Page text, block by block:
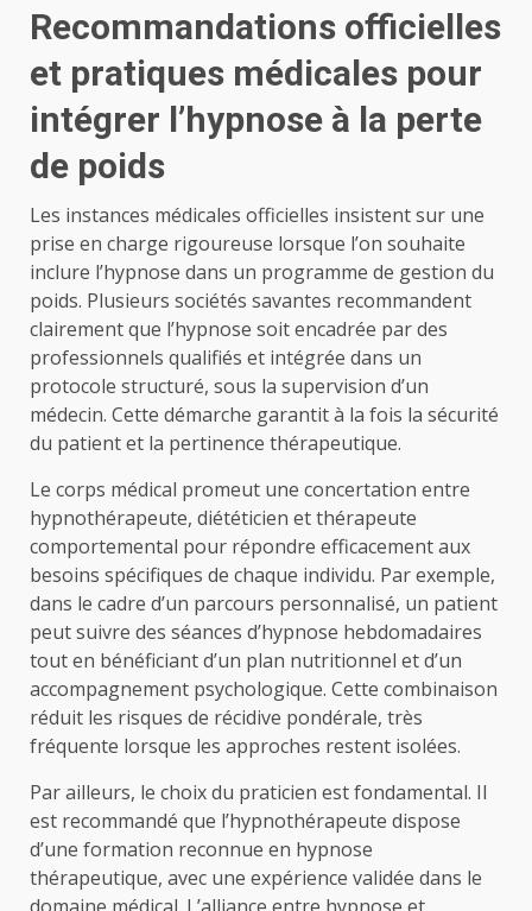
Recommandations officielles
et pratiques médicales pour
intégrer l’hypnose à la perte
de poids
Les instances médicales officielles insistent sur une
prise en charge rigoureuse lorsque l’on souhaite
inclure l’hypnose dans un programme de gestion du
poids. Plusieurs sociétés savantes recommandent
clairement que l’hypnose soit encadrée par des
professionnels qualifiés et intégrée dans un
protocole structuré, sous la supervision d’un
médecin. Cette démarche garantit à la fois la sécurité
du patient et la pertinence thérapeutique.
Le corps médical promeut une concertation entre
hypnothérapeute, diététicien et thérapeute
comportemental pour répondre efficacement aux
besoins spécifiques de chaque individu. Par exemple,
dans le cadre d’un parcours personnalisé, un patient
peut suivre des séances d’hypnose hebdomadaires
tout en bénéficiant d’un plan nutritionnel et d’un
accompagnement psychologique. Cette combinaison
réduit les risques de récidive pondérale, très
fréquente lorsque les approches restent isolées.
Par ailleurs, le choix du praticien est fondamental. Il
est recommandé que l’hypnothérapeute dispose
d’une formation reconnue en hypnose
thérapeutique, avec une expérience validée dans le
domaine médical. L’alliance entre hypnose et